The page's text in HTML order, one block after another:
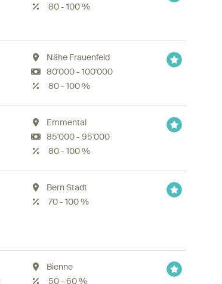
80 - 100 %
Nähe Frauenfeld
80'000 - 100'000
80 - 100 %
Emmental
85'000 - 95'000
80 - 100 %
Bern Stadt
70 - 100 %
Bienne
50 - 60 %